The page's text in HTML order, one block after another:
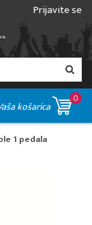
Prijavite se
košarica
0
1 pedala